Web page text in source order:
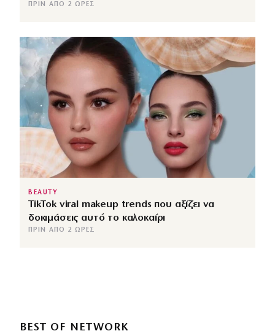
ΠΡΙΝ ΑΠΌ 2 ΏΡΕΣ
BEAUTY
TikTok viral makeup trends που αξίζει να
δοκιμάσεις αυτό το καλοκαίρι
ΠΡΙΝ ΑΠΌ 2 ΏΡΕΣ
BEST OF NETWORK